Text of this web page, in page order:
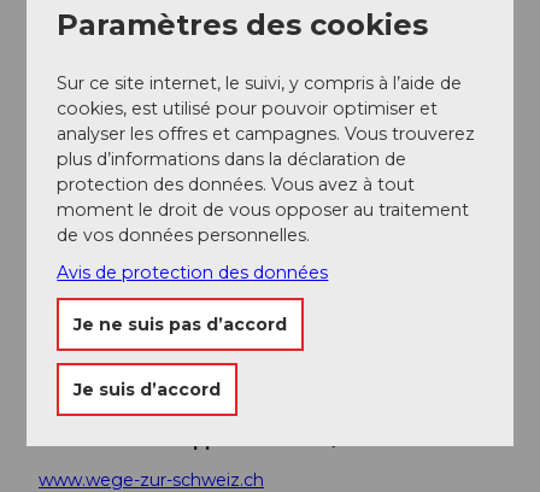
approprié selon les conditions météorologiques
Jan Fév Mar Avr Mai Jui Jui
Aoû Sep Oct Nov Déc
Arrivée et stationnement
Transports en commun
Gare de Sins, gare de Gisikon.
Si la visite est effectuée en tant qu'étape partielle, il y
a aussi des possibilités d'entrée en cours de route, par
ex. gare de Rotkreuz.
www.wege-zur-schweiz.ch
Paramètres des cookies
Sur ce site internet, le suivi, y compris à l’aide de
cookies, est utilisé pour pouvoir optimiser et
analyser les offres et campagnes. Vous trouverez
plus d’informations dans la déclaration de
protection des données. Vous avez à tout
moment le droit de vous opposer au traitement
de vos données personnelles.
Avis de protection des données
Je ne suis pas d’accord
Je suis d’accord